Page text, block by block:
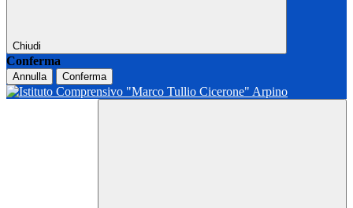
Chiudi
Conferma
Annulla Conferma